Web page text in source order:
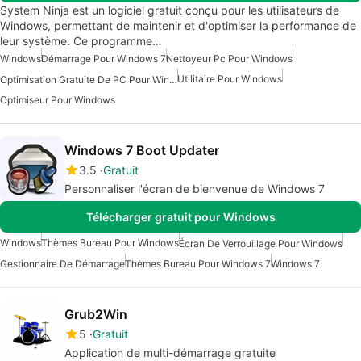
System Ninja est un logiciel gratuit conçu pour les utilisateurs de
Windows, permettant de maintenir et d'optimiser la performance de
leur système. Ce programme…
WindowsDémarrage Pour Windows 7Nettoyeur Pc Pour Windows
Optimisation Gratuite De PC Pour WindowsUtilitaire Pour Windows
Optimiseur Pour Windows
Windows 7 Boot Updater
3.5 Gratuit
Personnaliser l'écran de bienvenue de Windows 7
Télécharger gratuit pour Windows
WindowsThèmes Bureau Pour WindowsÉcran De Verrouillage Pour Windows
Gestionnaire De DémarrageThèmes Bureau Pour Windows 7Windows 7
Grub2Win
5 Gratuit
Application de multi-démarrage gratuite